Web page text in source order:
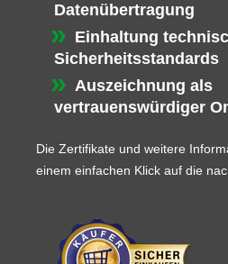
Datenübertragung
Einhaltung
Sicherheitsstandards
Auszeichnung als
vertrauenswürdiger
Die Zertifikate und weitere
einem einfachen Klick auf die